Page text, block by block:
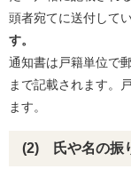
頭者宛てに送付してい
す。
通知書は戸籍単位で
まで記載されます。
ます。
(2) 氏や名の振